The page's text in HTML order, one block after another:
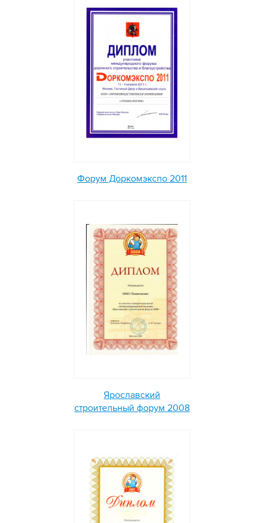
Форум Доркомэкспо 2011
Ярославский
строительный форум 2008